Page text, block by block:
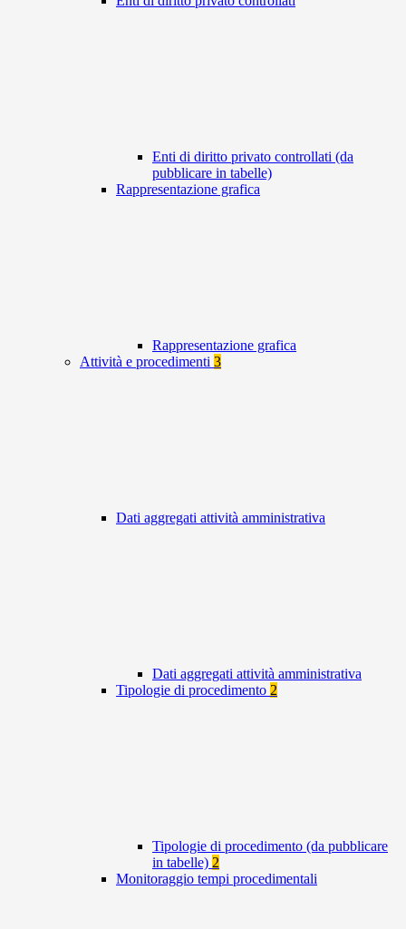
Enti di diritto privato controllati (da
pubblicare in tabelle)
Rappresentazione grafica
Rappresentazione grafica
Attività e procedimenti 3
Dati aggregati attività amministrativa
Dati aggregati attività amministrativa
Tipologie di procedimento 2
Tipologie di procedimento (da pubblicare
in tabelle) 2
Monitoraggio tempi procedimentali